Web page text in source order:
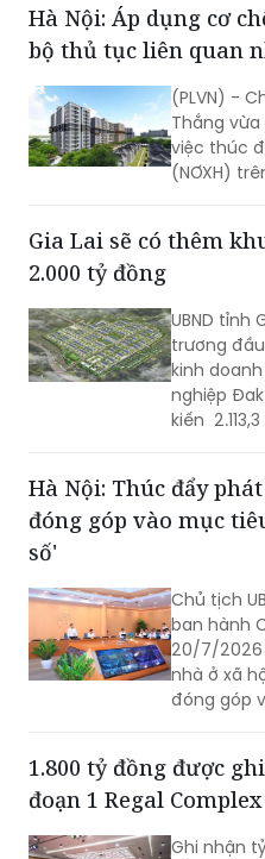
thẩm định
bộ nhiều
Hà Nội: Áp dụng cơ
bộ thủ tục liên quan
(PLVN) -
Thắng vừa
việc thúc
(NƠXH)
Gia Lai sẽ có thêm
2.000 tỷ đồng
UBND tỉnh
trương
kinh
nghiệp
kiến
Hà Nội: Thúc đẩy
đóng góp vào mục
số'
Chủ tịch
ban hành
20/7/
nhà ở xã
đóng góp
1.800 tỷ đồng được
đoạn 1 Regal Complex
Ghi nhận